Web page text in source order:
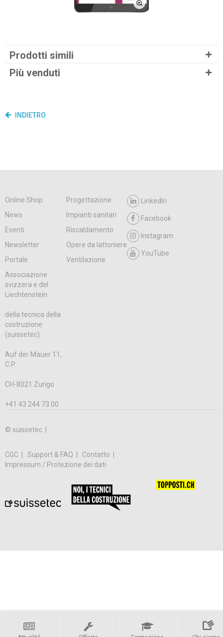
Prodotti simili
Più venduti
INDIETRO
Online Shop
Progettazione
News
Impianti sanitari
Eventi
Riscaldamento
Newsletter
Opere da lattoniere
Portale
Ventilazione
LinkedIn
Facebook
Instagram
YouTube
Associazione
svizzera e del
Liechtenstein
della tecnica della
costruzione
(suissetec)
Auf der Mauer 11,
C.P.
CH-8021 Zurigo
+41 43 244 73 00
© suissetec |
CGC Support & FAQ
Contatto
Impressum / Protezione dei dati